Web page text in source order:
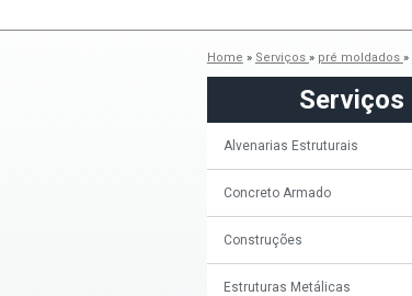
Home » Serviços » pré moldados »
Serviços
Alvenarias Estruturais
Concreto Armado
Construções
Estruturas Metálicas